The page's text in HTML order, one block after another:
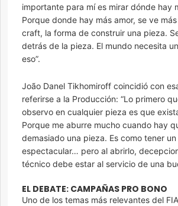
importante para mí es mirar dónde hay
Porque donde hay más amor, se ve
craft, la forma de construir una pieza.
detrás de la pieza. El mundo necesita
eso”.
João Danel Tikhomiroff coincidió con
referirse a la Producción: “Lo primero
observo en cualquier pieza es que
Porque me aburre mucho cuando hay
demasiado una pieza. Es como tener
espectacular… pero al abrirlo,
técnico debe estar al servicio de una
EL DEBATE: CAMPAÑAS PRO BONO
Uno de los temas más relevantes del